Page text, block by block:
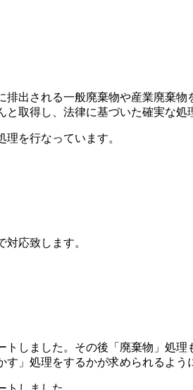
出される一般廃棄物や産業廃棄物
取得し、法律に基づいた確実な処
を行なっています。
応致します。
しました。その後「廃棄物」処
」処理をするかが求められるよう